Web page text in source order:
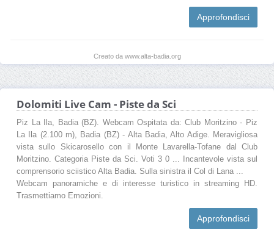
Approfondisci
Creato da www.alta-badia.org
Dolomiti Live Cam - Piste da Sci
Piz La Ila, Badia (BZ). Webcam Ospitata da: Club Moritzino - Piz
La Ila (2.100 m), Badia (BZ) - Alta Badia, Alto Adige. Meravigliosa
vista sullo Skicarosello con il Monte Lavarella-Tofane dal Club
Moritzino. Categoria Piste da Sci. Voti 3 0 ... Incantevole vista sul
comprensorio sciistico Alta Badia. Sulla sinistra il Col di Lana ...
Webcam panoramiche e di interesse turistico in streaming HD.
Trasmettiamo Emozioni.
Approfondisci